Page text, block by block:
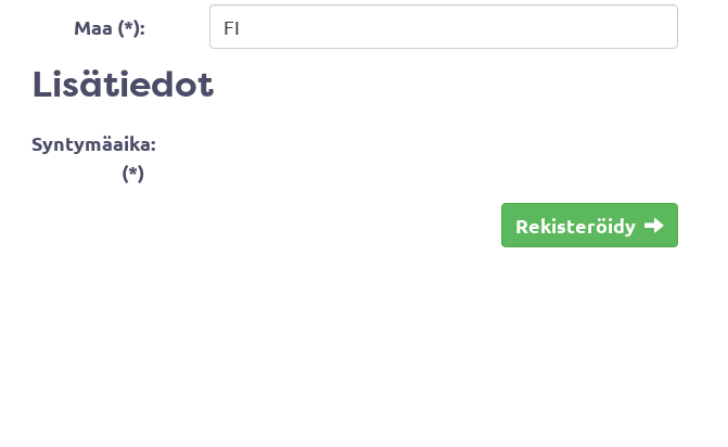
Maa (*):
Lisätiedot
Syntymäaika:
(*)
Rekisteröidy